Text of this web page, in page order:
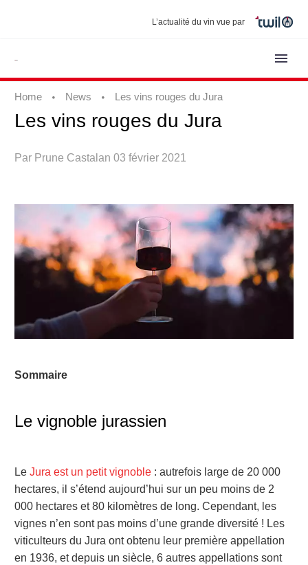
L’actualité du vin vue par
Home News Les vins rouges du Jura
Les vins rouges du Jura
Par Prune Castalan 03 février 2021
Sommaire
Le vignoble jurassien
Le Jura est un petit vignoble : autrefois large de 20 000
hectares, il s’étend aujourd’hui sur un peu moins de 2
000 hectares et 80 kilomètres de long. Cependant, les
vignes n’en sont pas moins d’une grande diversité ! Les
viticulteurs du Jura ont obtenu leur première appellation
en 1936, et depuis un siècle, 6 autres appellations sont